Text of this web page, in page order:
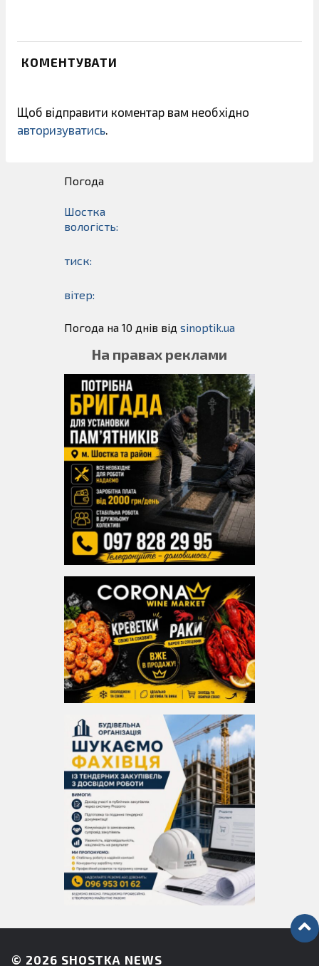
КОМЕНТУВАТИ
Щоб відправити коментар вам необхідно
авторизуватись
Погода
Шостка
вологість:
тиск:
вітер:
Погода на 10 днів від sinoptik.ua
На правах реклами
© 2026 SHOSTKA NEWS